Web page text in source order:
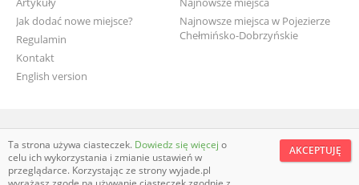
Jak dodać nowe miejsce?
Regulamin
Kontakt
English version
Najnowsze miejsca w Pojezierze
Chełmińsko-Dobrzyńskie
wyjade.pl - turystyczna Polska
AKCEPTUJĘ
Ta strona używa ciasteczek. Dowiedz się więcej o
celu ich wykorzystania i zmianie ustawień w
przeglądarce. Korzystając ze strony wyjade.pl